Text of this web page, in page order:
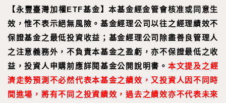
【永豐臺灣加權ETF基金】本基金經金管會核准或同意生
效，惟不表示絕無風險。基金經理公司以往之經理績效不
保證基金之最低投資收益；基金經理公司除盡善良管理人
之注意義務外，不負責本基金之盈虧，亦不保證最低之收
益，投資人申購前應詳閱基金公開說明書。 本文提及之經
濟走勢預測不必然代表本基金之績效，又投資人因不同時
間進場，將有不同之投資績效，過去之績效亦不代表未來